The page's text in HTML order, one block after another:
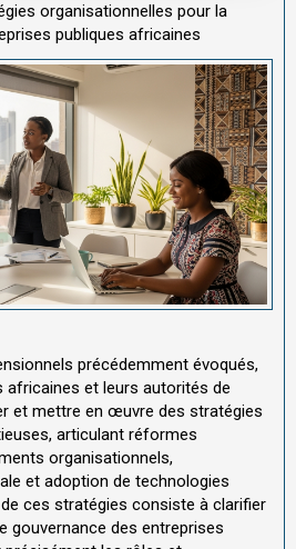
organisationnelles pour la
publiques africaines
précédemment évoqués,
africaines et leurs autorités de
et mettre en œuvre des stratégies
articulant réformes
organisationnels,
et adoption de technologies
ces stratégies consiste à clarifier
gouvernance des entreprises